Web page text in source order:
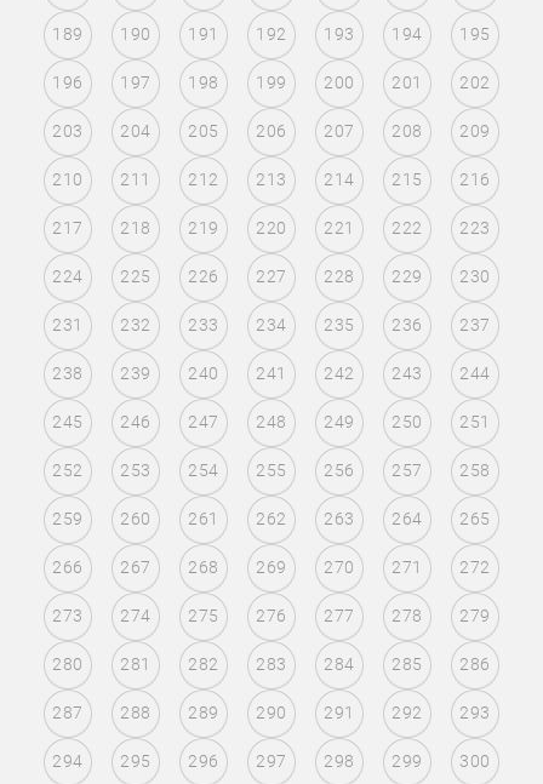
189 190 191 192 193 194 195
196 197 198 199 200 201 202
203 204 205 206 207 208 209
210 211 212 213 214 215 216
217 218 219 220 221 222 223
224 225 226 227 228 229 230
231 232 233 234 235 236 237
238 239 240 241 242 243 244
245 246 247 248 249 250 251
252 253 254 255 256 257 258
259 260 261 262 263 264 265
266 267 268 269 270 271 272
273 274 275 276 277 278 279
280 281 282 283 284 285 286
287 288 289 290 291 292 293
294 295 296 297 298 299 300